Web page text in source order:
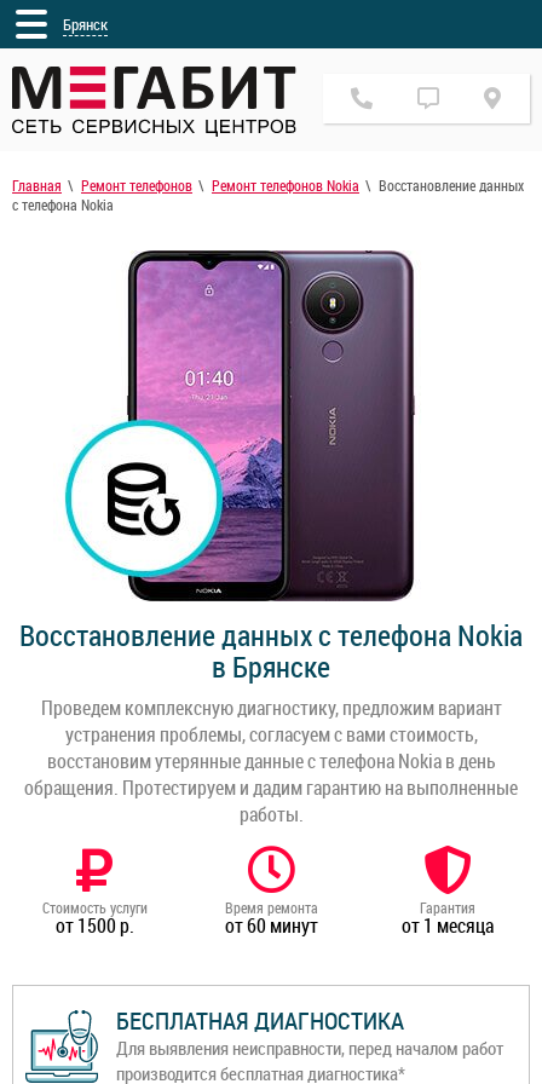
Брянск
Главная Ремонт телефонов Ремонт телефонов Nokia
Восстановление данных
с телефона Nokia
Восстановление данных с телефона Nokia
в Брянске
Проведем комплексную диагностику, предложим вариант
устранения проблемы, согласуем с вами стоимость,
восстановим утерянные данные с телефона Nokia в день
обращения. Протестируем и дадим гарантию на выполненные
работы.
Стоимость услуги
от 1500 р.
Время ремонта
от 60 минут
Гарантия
от 1 месяца
БЕСПЛАТНАЯ ДИАГНОСТИКА
Для выявления неисправности, перед началом работ
производится бесплатная диагностика*